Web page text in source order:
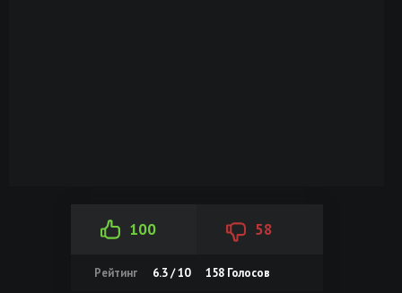
100 58
Рейтинг 6.3 / 10 158Голосов